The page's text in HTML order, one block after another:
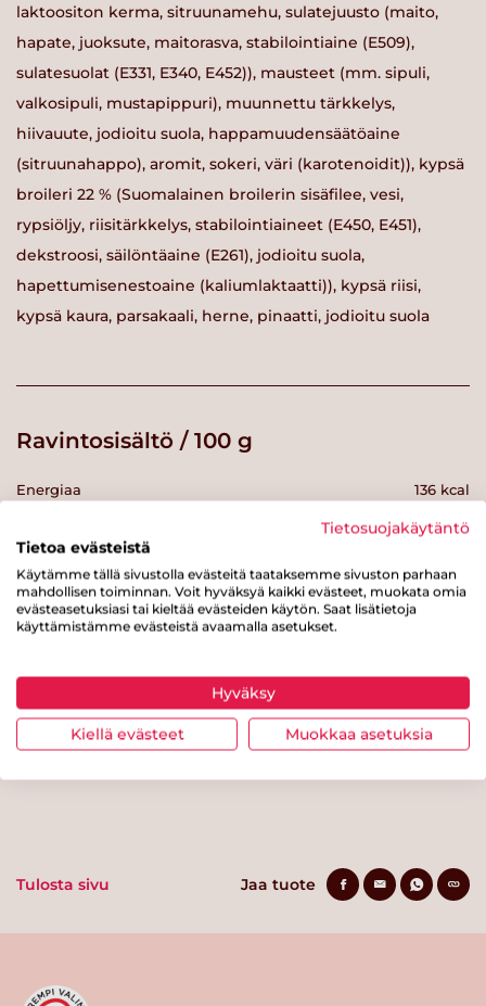
laktoositon kerma, sitruunamehu, sulatejuusto (maito,
hapate, juoksute, maitorasva, stabilointiaine (E509),
sulatesuolat (E331, E340, E452)), mausteet (mm. sipuli,
valkosipuli, mustapippuri), muunnettu tärkkelys,
hiivauute, jodioitu suola, happamuudensäätöaine
(sitruunahappo), aromit, sokeri, väri (karotenoidit)), kypsä
broileri 22 % (Suomalainen broilerin sisäfilee, vesi,
rypsiöljy, riisitärkkelys, stabilointiaineet (E450, E451),
dekstroosi, säilöntäaine (E261), jodioitu suola,
hapettumisenestoaine (kaliumlaktaatti)), kypsä riisi,
kypsä kaura, parsakaali, herne, pinaatti, jodioitu suola
Ravintosisältö / 100 g
Energiaa 136 kcal
5.6 g
josta tyydyttynyttä rasvaa
Hiilihydraatteja
Kuitua 1.6 g
Proteiinia 7.3 g
Suolaa 0.7 g
Tulosta sivu Jaa tuote
Tietosuojakäytäntö
Tietoa evästeistä
Käytämme tällä sivustolla evästeitä taataksemme sivuston parhaan
mahdollisen toiminnan. Voit hyväksyä kaikki evästeet, muokata omia
evästeasetuksiasi tai kieltää evästeiden käytön. Saat lisätietoja
käyttämistämme evästeistä avaamalla asetukset.
Hyväksy
Kiellä evästeet Muokkaa asetuksia